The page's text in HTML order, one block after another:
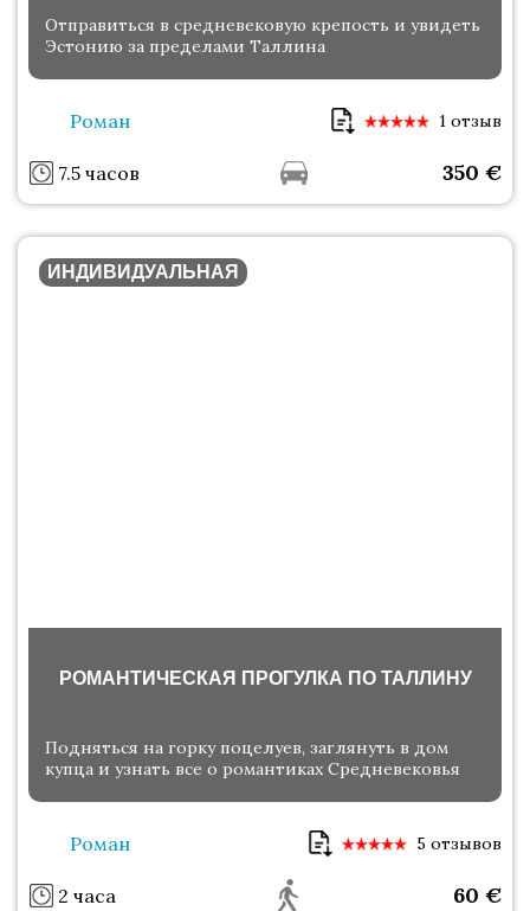
Отправиться в средневековую крепость и увидеть
Эстонию за пределами Таллина
Роман 1 отзыв
7.5 часов 350 €
ИНДИВИДУАЛЬНАЯ
РОМАНТИЧЕСКАЯ ПРОГУЛКА ПО ТАЛЛИНУ
Подняться на горку поцелуев, заглянуть в дом
купца и узнать все о романтиках Средневековья
Роман 5 отзывов
2 часа 60 €